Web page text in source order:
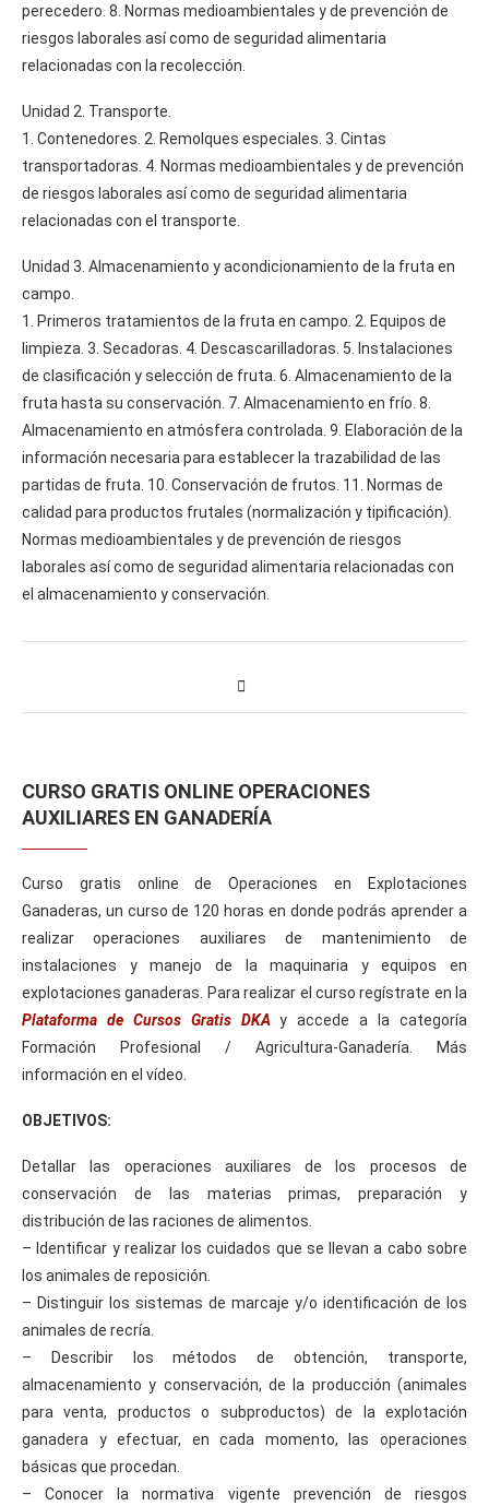
perecedero. 8. Normas medioambientales y de prevención de
riesgos laborales así como de seguridad alimentaria
relacionadas con la recolección.
Unidad 2. Transporte.
1. Contenedores. 2. Remolques especiales. 3. Cintas
transportadoras. 4. Normas medioambientales y de prevención
de riesgos laborales así como de seguridad alimentaria
relacionadas con el transporte.
Unidad 3. Almacenamiento y acondicionamiento de la fruta en
campo.
1. Primeros tratamientos de la fruta en campo. 2. Equipos de
limpieza. 3. Secadoras. 4. Descascarilladoras. 5. Instalaciones
de clasificación y selección de fruta. 6. Almacenamiento de la
fruta hasta su conservación. 7. Almacenamiento en frío. 8.
Almacenamiento en atmósfera controlada. 9. Elaboración de la
información necesaria para establecer la trazabilidad de las
partidas de fruta. 10. Conservación de frutos. 11. Normas de
calidad para productos frutales (normalización y tipificación).
Normas medioambientales y de prevención de riesgos
laborales así como de seguridad alimentaria relacionadas con
el almacenamiento y conservación.
CURSO GRATIS ONLINE OPERACIONES
AUXILIARES EN GANADERÍA
Curso gratis online de Operaciones en Explotaciones
Ganaderas, un curso de 120 horas en donde podrás aprender a
realizar operaciones auxiliares de mantenimiento de
instalaciones y manejo de la maquinaria y equipos en
explotaciones ganaderas. Para realizar el curso regístrate en la
Plataforma de Cursos Gratis DKAy accede a la categoría
Formación Profesional / Agricultura-Ganadería. Más
información en el vídeo.
OBJETIVOS:
Detallar las operaciones auxiliares de los procesos de
conservación de las materias primas, preparación y
distribución de las raciones de alimentos.
– Identificar y realizar los cuidados que se llevan a cabo sobre
los animales de reposición.
– Distinguir los sistemas de marcaje y/o identificación de los
animales de recría.
– Describir los métodos de obtención, transporte,
almacenamiento y conservación, de la producción (animales
para venta, productos o subproductos) de la explotación
ganadera y efectuar, en cada momento, las operaciones
básicas que procedan.
– Conocer la normativa vigente prevención de riesgos